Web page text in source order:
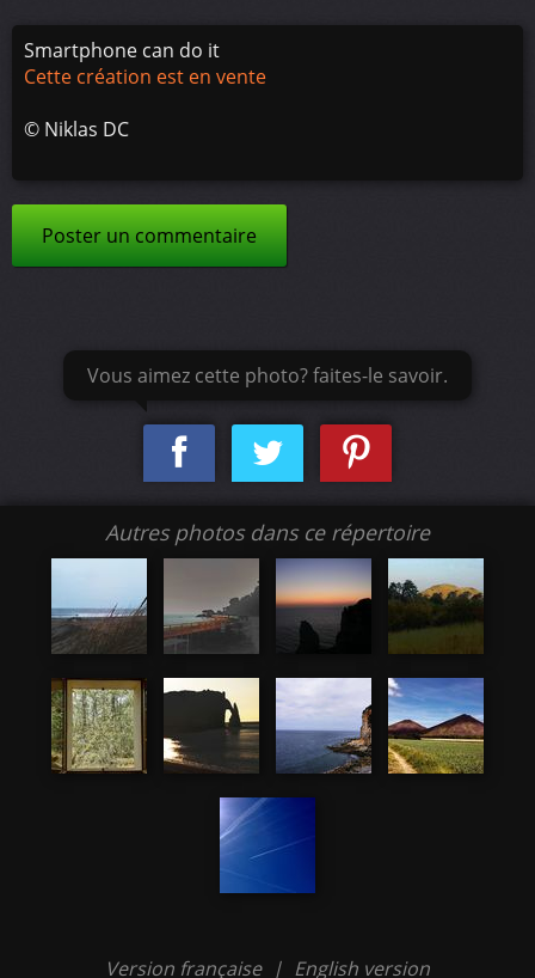
Smartphone can do it
Cette création est en vente
© Niklas DC
Poster un commentaire
Vous aimez cette photo? faites-le savoir.
Autres photos dans ce répertoire
Version française | English version